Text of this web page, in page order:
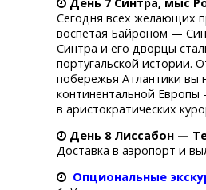
Сегодня всех желающих
воспетая Байроном —
Синтра и его дворцы
португальской истории.
побережья Атлантики вы
континентальной Европы
в аристократических
День 8 Лиссабон —
Доставка в аэропорт и
Опциональные